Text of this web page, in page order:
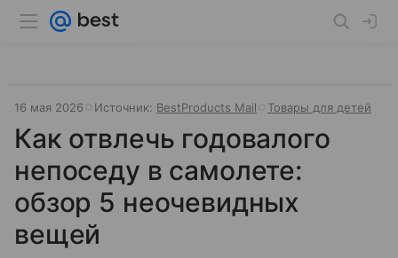
16 мая 2026 Источник: BestProducts Mail Товары для детей
Как отвлечь годовалого
непоседу в самолете:
обзор 5 неочевидных
вещей